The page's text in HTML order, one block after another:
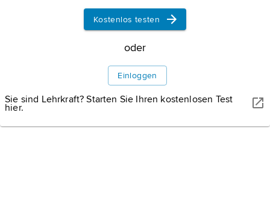
Informationen zum Artikel
Kostenlos testen
oder
Einloggen
Sie sind Lehrkraft? Starten Sie Ihren kostenlosen Test
hier.